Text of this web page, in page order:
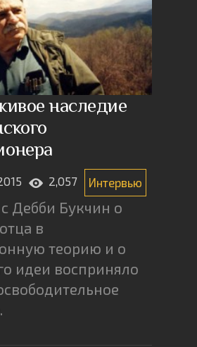
наследие
2,057 Интервью
Дебби Букчин о
в
теорию и о
идеи восприняло